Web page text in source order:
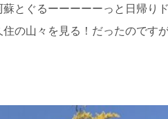
とぐるーーーーーっと日帰り
の山々を見る！だったのです